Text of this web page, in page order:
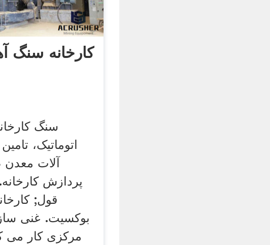
کارخانه سنگ
سنگ
اتوماتیک،
آلات معدن
پردازش
قول;
بوکسیت. غنی
مرکزی کار می